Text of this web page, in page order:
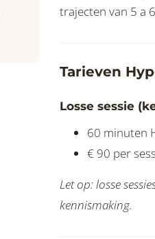
trajecten van 5 a
Tarieven
Losse sessie
60 minuten
€ 90 per
Let op: losse
kennismaking.